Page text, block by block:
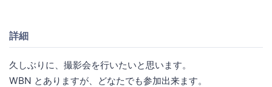
詳細
久しぶりに、撮影会を行いたいと思います。
WBN とありますが、どなたでも参加出来ます。